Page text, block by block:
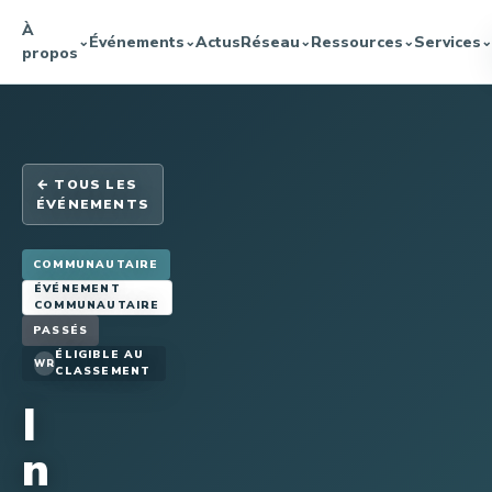
À
propos
⌄Événements⌄ActusRéseau⌄Ressources⌄Services⌄
← TOUS LES
ÉVÉNEMENTS
COMMUNAUTAIRE
ÉVÉNEMENT
COMMUNAUTAIRE
PASSÉS
WR
ÉLIGIBLE AU
CLASSEMENT
I
n